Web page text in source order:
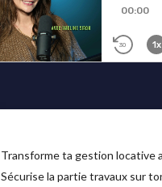
Transforme ta gestion locative
Sécurise la partie travaux sur